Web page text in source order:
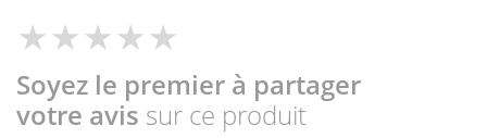
Soyez le premier à partager
votre avis sur ce produit